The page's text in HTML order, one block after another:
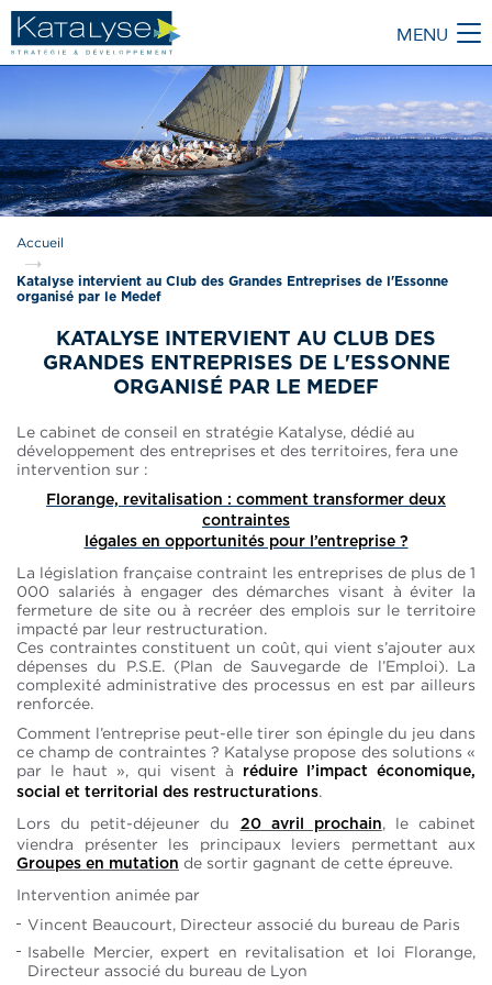
MENU
Accueil
Katalyse intervient au Club des Grandes Entreprises de l'Essonne
organisé par le Medef
KATALYSE INTERVIENT AU CLUB DES
GRANDES ENTREPRISES DE L'ESSONNE
ORGANISÉ PAR LE MEDEF
Le cabinet de conseil en stratégie Katalyse, dédié au
développement des entreprises et des territoires, fera une
intervention sur :
Florange, revitalisation : comment transformer deux
contraintes
légales en opportunités pour l’entreprise ?
La législation française contraint les entreprises de plus de 1
000 salariés à engager des démarches visant à éviter la
fermeture de site ou à recréer des emplois sur le territoire
impacté par leur restructuration.
Ces contraintes constituent un coût, qui vient s’ajouter aux
dépenses du P.S.E. (Plan de Sauvegarde de l’Emploi). La
complexité administrative des processus en est par ailleurs
renforcée.
Comment l’entreprise peut-elle tirer son épingle du jeu dans
ce champ de contraintes ? Katalyse propose des solutions «
par le haut », qui visent à
réduire l’impact économique,
social et territorial des restructurations.
Lors du petit-déjeuner du 20 avril prochain, le cabinet
viendra présenter les principaux leviers permettant aux
Groupes en mutation de sortir gagnant de cette épreuve.
Intervention animée par
Vincent Beaucourt, Directeur associé du bureau de Paris
Isabelle Mercier, expert en revitalisation et loi Florange,
Directeur associé du bureau de Lyon